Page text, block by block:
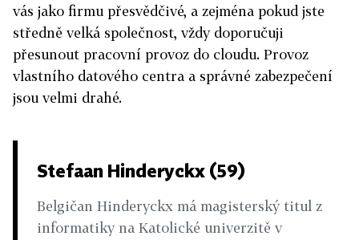
vás jako firmu přesvědčivé, a zejména pokud jste
středně velká společnost, vždy doporučuji
přesunout pracovní provoz do cloudu. Provoz
vlastního datového centra a správné zabezpečení
jsou velmi drahé.
Stefaan Hinderyckx (59)
Belgičan Hinderyckx má magisterský titul z
informatiky na Katolické univerzitě v